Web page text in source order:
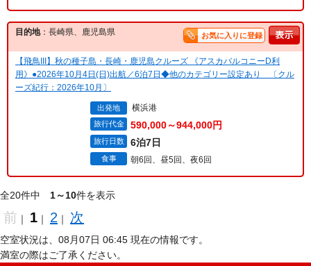
目的地：長崎県、鹿児島県 お気に入りに登録
【飛鳥III】秋の種子島・長崎・鹿児島クルーズ 《アスカバルコニーD利
用》●2026年10月4日(日)出航／6泊7日◆他のカテゴリー設定あり 〔クル
ーズ紀行：2026年10月〕
出発地 横浜港
旅行代金 590,000～944,000円
旅行日数 6泊7日
食事 朝6回、昼5回、夜6回
全20件中 1～10件を表示
前 ｜ 1 ｜ 2 ｜ 次
空室状況は、08月07日 06:45 現在の情報です。
満室の際はご了承ください。